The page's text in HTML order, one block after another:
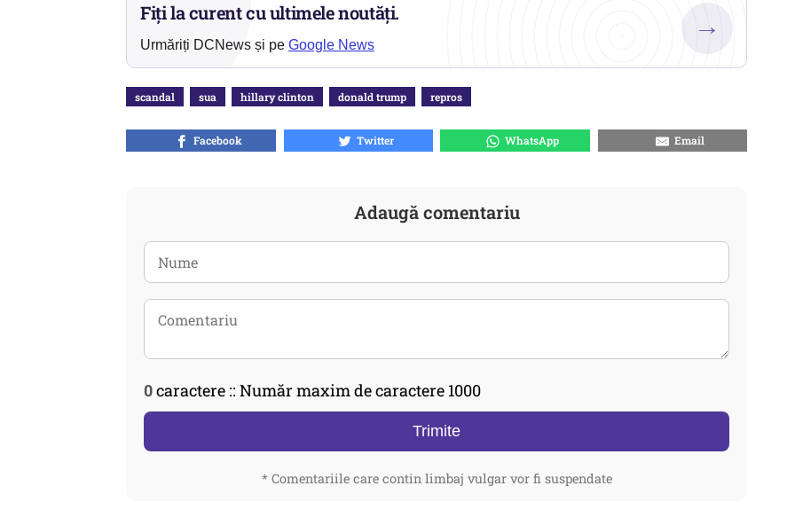
Fiți la curent cu ultimele noutăți.
Urmăriți DCNews și pe Google News
→
scandal sua hillary clinton donald trump repros
Facebook Twitter WhatsApp Email
Adaugă comentariu
0caractere :: Număr maxim de caractere 1000
Trimite
* Comentariile care contin limbaj vulgar vor fi suspendate